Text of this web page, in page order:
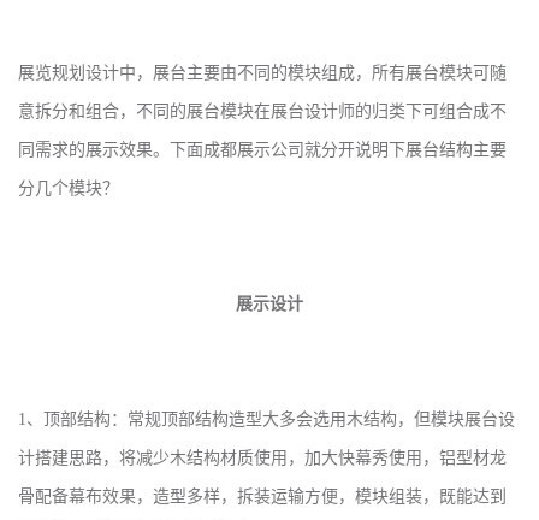
展览规划设计中，展台主要由不同的模块组成，所有展台模块可随
意拆分和组合，不同的展台模块在展台设计师的归类下可组合成不
同需求的展示效果。下面成都展示公司就分开说明下展台结构主要
分几个模块？
展示设计
1、顶部结构：常规顶部结构造型大多会选用木结构，但模块展台设
计搭建思路，将减少木结构材质使用，加大快幕秀使用，铝型材龙
骨配备幕布效果，造型多样，拆装运输方便，模块组装，既能达到